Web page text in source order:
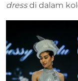
dressdi dalam